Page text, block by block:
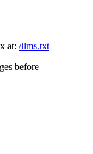
at: /llms.txt
before